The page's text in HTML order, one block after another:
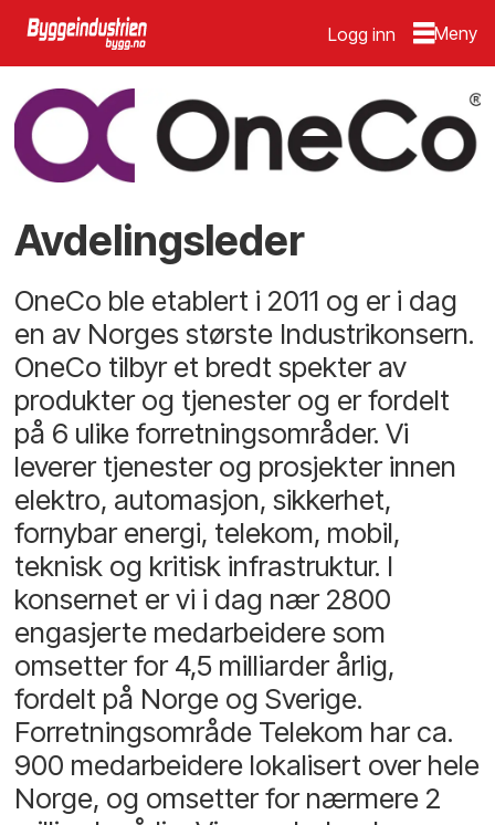
Logg inn
Avdelingsleder
OneCo ble etablert i 2011 og er i dag
en av Norges største Industrikonsern.
OneCo tilbyr et bredt spekter av
produkter og tjenester og er fordelt
på 6 ulike forretningsområder. Vi
leverer tjenester og prosjekter innen
elektro, automasjon, sikkerhet,
fornybar energi, telekom, mobil,
teknisk og kritisk infrastruktur. I
konsernet er vi i dag nær 2800
engasjerte medarbeidere som
omsetter for 4,5 milliarder årlig,
fordelt på Norge og Sverige.
Forretningsområde Telekom har ca.
900 medarbeidere lokalisert over hele
Norge, og omsetter for nærmere 2